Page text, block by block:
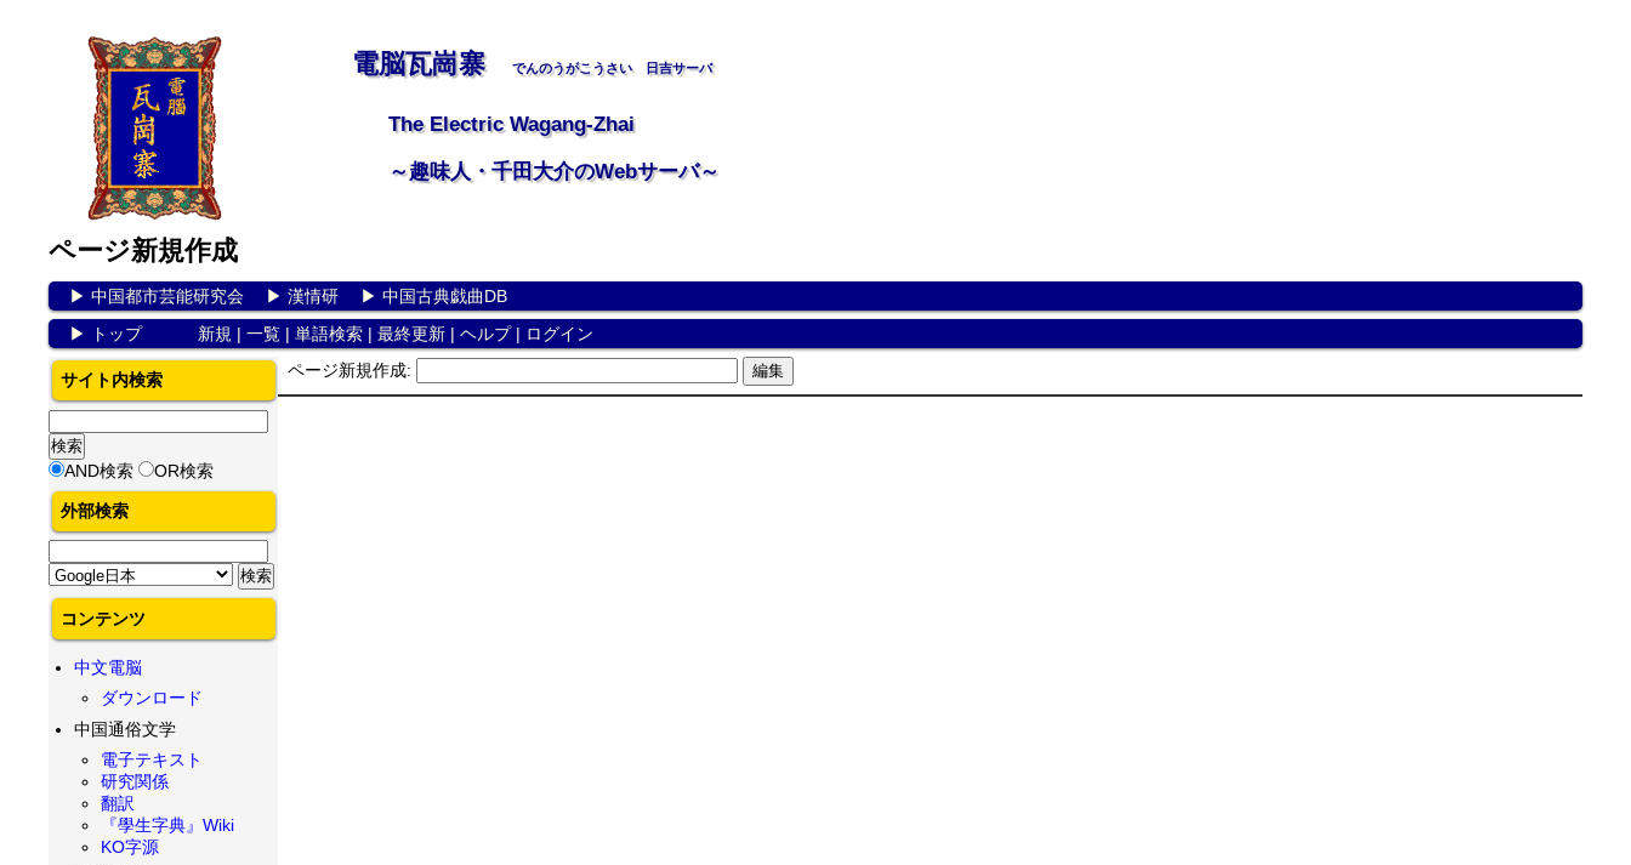
電脳瓦崗寨 でんのうがこうさい 日吉サーバ
The Electric Wagang-Zhai
～趣味人・千田大介のWebサーバ～
ページ新規作成
▶ 中国都市芸能研究会▶ 漢情研▶ 中国古典戯曲DB
▶
トップ 新規 | 一覧| 単語検索| 最終更新| ヘルプ| ログイン
ページ新規作成:
サイト内検索
AND検索 OR検索
外部検索
コンテンツ
中文電脳
ダウンロード
中国通俗文学
電子テキスト
研究関係
翻訳
『學生字典』Wiki
KO字源